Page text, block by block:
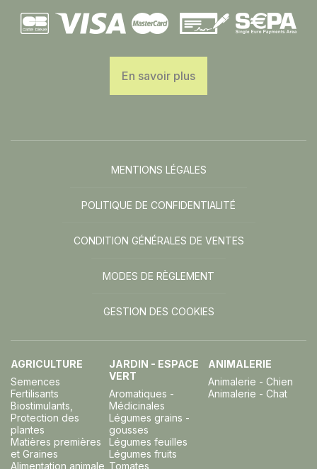
En savoir plus
MENTIONS LÉGALES
POLITIQUE DE CONFIDENTIALITÉ
CONDITION GÉNÉRALES DE VENTES
MODES DE RÈGLEMENT
GESTION DES COOKIES
AGRICULTURE
Semences
Fertilisants
Biostimulants,
Protection des
plantes
Matières premières
et Graines
Alimentation animale
JARDIN - ESPACE
VERT
Aromatiques -
Médicinales
Légumes grains -
gousses
Légumes feuilles
Légumes fruits
Tomates
ANIMALERIE
Animalerie - Chien
Animalerie - Chat